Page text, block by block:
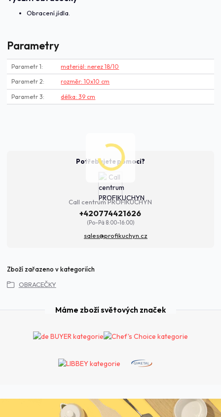
Obracení jídla.
Parametry
Parametr 1 materiál: nerez 18/10
Parametr 2 rozměr: 10x10 cm
Parametr 3 délka: 39 cm
Potřebujete pomoci?
Call centrum PROFIKUCHYN
+420774421626
(Po-Pá 8:00-16:00)
sales@profikuchyn.cz
Zboží zařazeno v kategoriích
OBRACEČKY
Máme zboží světových značek